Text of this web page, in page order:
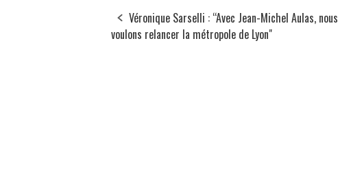
Véronique Sarselli : “Avec Jean-Michel Aulas, nous
voulons relancer la métropole de Lyon"